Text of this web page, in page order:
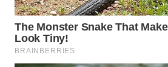
WN
MANDALIKA